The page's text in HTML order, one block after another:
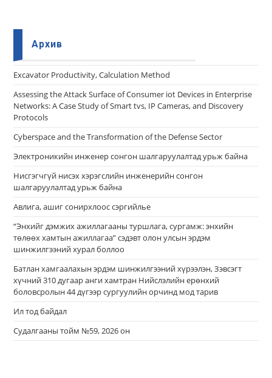
Архив
Еxcavator Productivity, Calculation Method
Assessing the Attack Surface of Consumer iot Devices in Enterprise
Networks: A Case Study of Smart tvs, IP Cameras, and Discovery
Protocols
Cyberspace and the Transformation of the Defense Sector
Электроникийн инженер сонгон шалгаруулалтад урьж байна
Нисгэгчгүй нисэх хэрэгслийн инженерийн сонгон
шалгаруулалтад урьж байна
Авлига, ашиг сонирхлоос сэргийлье
“Энхийг дэмжих ажиллагааны туршлага, сургамж: энхийн
төлөөх хамтын ажиллагаа” сэдэвт олон улсын эрдэм
шинжилгээний хурал боллоо
Батлан хамгаалахын эрдэм шинжилгээний хүрээлэн, Зэвсэгт
хүчний 310 дугаар анги хамтран Нийслэлийн ерөнхий
боловсролын 44 дүгээр сургуулийн орчинд мод тарив
Ил тод байдал
Судалгааны тойм №59, 2026 он